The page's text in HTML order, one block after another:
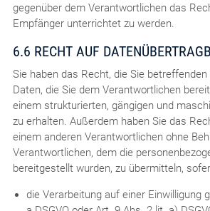
gegenüber dem Verantwortlichen das
Empfänger unterrichtet zu werden.
6.6 RECHT AUF
Sie haben das Recht, die Sie
Daten, die Sie dem Verantwortlichen
einem strukturierten, gängigen und
zu erhalten. Außerdem haben Sie das
einem anderen Verantwortlichen ohne
Verantwortlichen, dem die
bereitgestellt wurden, zu übermitteln,
die Verarbeitung auf einer Einwilligung